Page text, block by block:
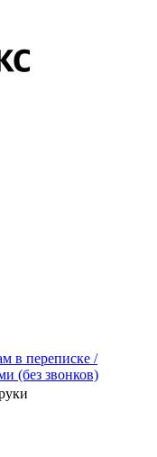
в переписке /
(без звонков)